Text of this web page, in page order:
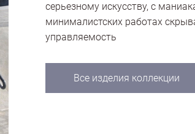
серьезному искусству, с
минималистских работах
управляемость
Все изделия коллекции